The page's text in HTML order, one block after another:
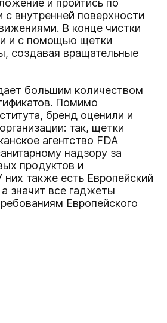
и пройтись по
внутренней поверхности
В конце чистки
и с помощью щетки
создавая вращательные
большим количеством
Помимо
бренд оценили и
так, щетки
агентство FDA
надзору за
продуктов и
также есть Европейский
значит все гаджеты
Европейского